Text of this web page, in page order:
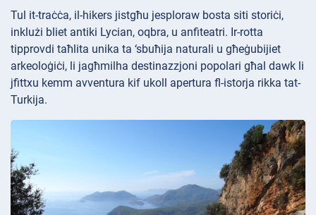
Tul it-traċċa, il-hikers jistgħu jesploraw bosta siti storiċi,
inklużi bliet antiki Lycian, oqbra, u anfiteatri. Ir-rotta
tipprovdi taħlita unika ta ‘sbuħija naturali u għeġubijiet
arkeoloġiċi, li jagħmilha destinazzjoni popolari għal dawk li
jfittxu kemm avventura kif ukoll apertura fl-istorja rikka tat-
Turkija.